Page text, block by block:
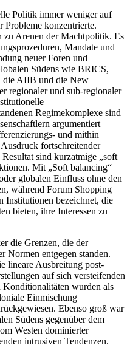
Politik immer weniger auf
Probleme konzentrierte.
zu Arenen der Machtpolitik. Es
Mandate und
neuer Foren und
Südens wie BRICS,
die AIIB und die New
regionaler und sub-regionaler
Regimekomplexe sind
argumentiert –
und mithin
fortschreitender
sind kurzatmige „soft
Mit „Soft balancing“
globalen Einfluss ohne den
während Forum Shopping
Institutionen bezeichnet, die
bieten, ihre Interessen zu
die Grenzen, die der
Normen entgegen standen.
lineare Ausbreitung post-
auf sich versteifenden
Konditionalitäten wurden als
Einmischung
Ebenso groß war
Südens gegenüber dem
Westen dominierter
intrusiven Tendenzen.